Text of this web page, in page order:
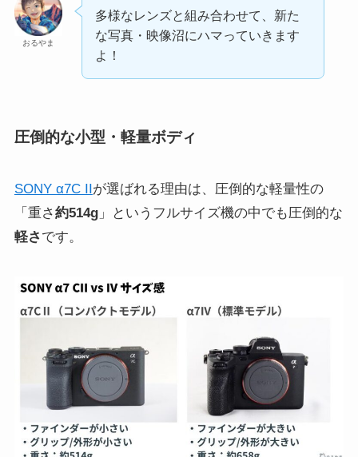
おるやま
多様なレンズと組み合わせて、新た
な写真・映像沼にハマっていきます
よ！
圧倒的な小型・軽量ボディ
SONY α7C II が選ばれる理由は、圧倒的な軽量性の
「重さ約514g」というフルサイズ機の中でも圧倒的な
軽さ です。